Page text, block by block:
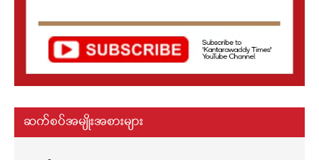
ဆက်စပ်အမျိုးအစားများ